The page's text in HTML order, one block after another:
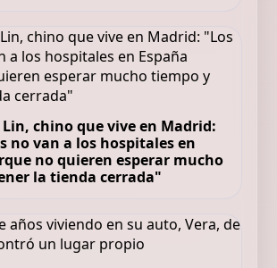
chino que vive en Madrid:
no van a los hospitales en
no quieren esperar mucho
la tienda cerrada"